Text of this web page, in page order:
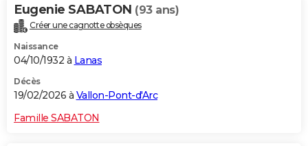
Eugenie SABATON (93 ans)
Créer une cagnotte obsèques
Naissance
04/10/1932 à Lanas
Décès
19/02/2026 à Vallon-Pont-d'Arc
Famille SABATON